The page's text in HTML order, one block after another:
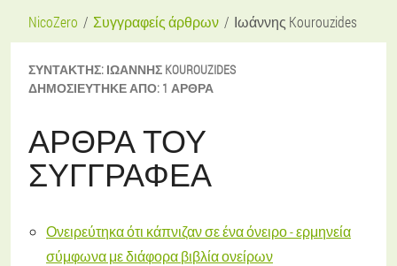
NicoZero Συγγραφείς άρθρων Ιωάννης Kourouzides
ΣΥΝΤΆΚΤΗΣ: ΙΩΆΝΝΗΣ KOUROUZIDES
ΔΗΜΟΣΙΕΎΤΗΚΕ ΑΠΌ: 1 ΆΡΘΡΑ
ΆΡΘΡΑ ΤΟΥ
ΣΥΓΓΡΑΦΈΑ
Ονειρεύτηκα ότι κάπνιζαν σε ένα όνειρο - ερμηνεία
σύμφωνα με διάφορα βιβλία ονείρων